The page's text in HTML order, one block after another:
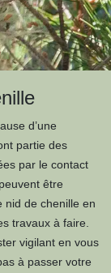
d’une
partie des
par le contact
être
nid de chenille en
travaux à faire.
vigilant en vous
à passer votre